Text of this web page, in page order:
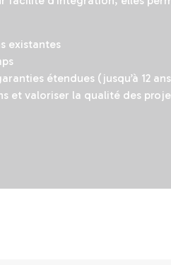
existantes
étendues (jusqu’à 12
et valoriser la qualité des